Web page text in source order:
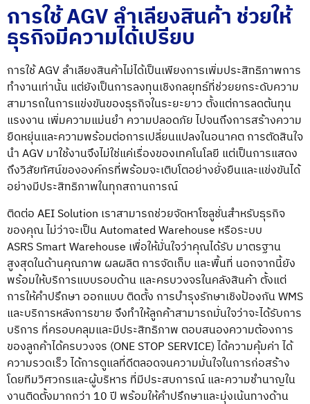
การใช้ AGV ลำเลียงสินค้า ช่วยให้
ธุรกิจมีความได้เปรียบ
การใช้ AGV ลำเลียงสินค้าไม่ได้เป็นเพียงการเพิ่มประสิทธิภาพการ
ทำงานเท่านั้น แต่ยังเป็นการลงทุนเชิงกลยุทธ์ที่ช่วยยกระดับความ
สามารถในการแข่งขันของธุรกิจในระยะยาว ตั้งแต่การลดต้นทุน
แรงงาน เพิ่มความแม่นยำ ความปลอดภัย ไปจนถึงการสร้างความ
ยืดหยุ่นและความพร้อมต่อการเปลี่ยนแปลงในอนาคต การตัดสินใจ
นำ AGV มาใช้งานจึงไม่ใช่แค่เรื่องของเทคโนโลยี แต่เป็นการแสดง
ถึงวิสัยทัศน์ขององค์กรที่พร้อมจะเติบโตอย่างยั่งยืนและแข่งขันได้
อย่างมีประสิทธิภาพในทุกสถานการณ์
ติดต่อAEI Solution เราสามารถช่วยจัดหาโซลูชั่นสำหรับธุรกิจ
ของคุณ ไม่ว่าจะเป็น Automated Warehouse หรือระบบ
ASRS Smart Warehouse เพื่อให้มั่นใจว่าคุณได้รับ มาตรฐาน
สูงสุดในด้านคุณภาพ ผลผลิต การจัดเก็บ และพื้นที่ นอกจากนี้ยัง
พร้อมให้บริการแบบรอบด้าน และครบวงจรในคลังสินค้า ตั้งแต่
การให้คำปรึกษา ออกแบบ ติดตั้ง การบำรุงรักษาเชิงป้องกัน WMS
และบริการหลังการขาย จึงทำให้ลูกค้าสามารถมั่นใจว่าจะได้รับการ
บริการ ที่ครอบคลุมและมีประสิทธิภาพ ตอบสนองความต้องการ
ของลูกค้าได้ครบวงจร (ONE STOP SERVICE) ได้ความคุ้มค่า ได้
ความรวดเร็ว ได้การดูแลที่ดีตลอดจนความมั่นใจในการก่อสร้าง
โดยทีมวิศวกรและผู้บริหาร ที่มีประสบการณ์ และความชำนาญใน
งานติดตั้งมากกว่า 10 ปี พร้อมให้คำปรึกษาและมุ่งเน้นทางด้าน